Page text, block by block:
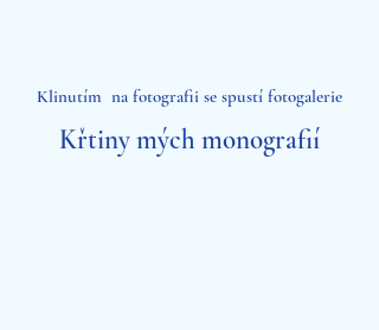
Klinutím na fotografii se spustí fotogalerie
Křtiny mých monografií